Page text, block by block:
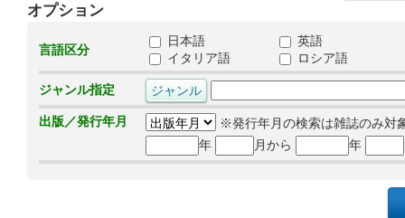
オプション
言語区分
日本語
英語
イタリア語
ロシア語
ジャンル指定
出版／発行年月
※発行年月の検索は雑誌のみ対
年
月から 年